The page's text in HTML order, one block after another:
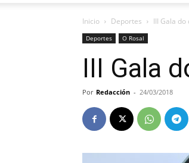
Inicio Deportes III Gala do
Deportes O Rosal
III Gala
Por Redacción - 24/03/2018